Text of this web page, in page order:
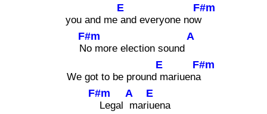
you and me
E
and everyone now
F#m
N
F#m
o more election sound
A
We got to be pround
E
mariuena
F#m
F#m
Legal
A
mar
E
iuena